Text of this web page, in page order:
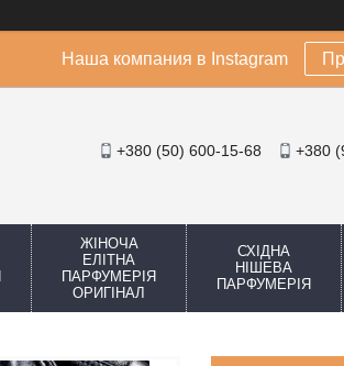
Наша компания в Instagram
+380 (50) 600-15-68 +380
ЖІНОЧА
ЕЛІТНА
ПАРФУМЕРІЯ
ОРИГІНАЛ
СХІДНА
НІШЕВА
ПАРФУМЕРІЯ